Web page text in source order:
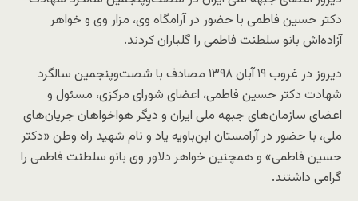
دکتر حسین فاطمی با حضور در آرامگاه وی، مزار وی و خواهر
آزاده‌اش بانو سلطنت فاطمی را گلباران کردند.
دیروز در غروب ۱۹ آبان ۱۳۹۸ مصادف با شصت‌وپنجمین سالگرد
شهادت دکتر حسین فاطمی، اعضای شورای مرکزی، مسئول و
اعضای سازمان‌های جبهه ملی ایران و دیگر هواخواهان جریان‌های
ملی، با حضور در آرامستان ابن‌باویه یاد و نام شهید راه وطن «دکتر
حسین فاطمی» و همچنین خواهر دلاور وی بانو سلطنت فاطمی را
گرامی داشتند.